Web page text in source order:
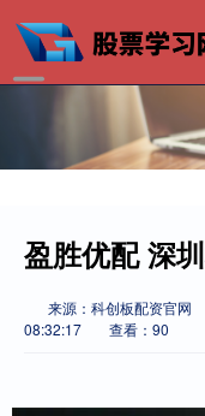
盈胜优配 深
来源：科创板配资官网
08:32:17
查看：90